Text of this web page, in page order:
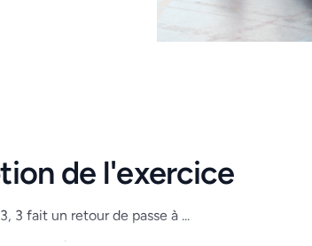
de l'exercice
3 fait un retour de passe à ...
.